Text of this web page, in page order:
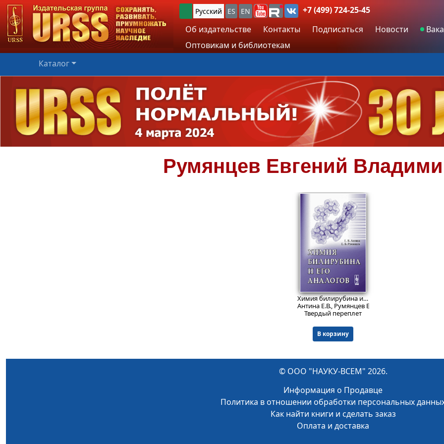
Русский ES EN
+7 (499) 724-25-45
Об издательстве
Контакты Подписаться Новости
Оптовикам и библиотекам
Каталог
Румянцев Евгений
1699
Химия билирубина и его аналогов
Антина Е.В., Румянцев Е.В.
Твердый переплет
В корзину
© ООО "НАУКУ-ВСЕМ" 2026.
Информация о Продавце
Политика в отношении обработки персональных
Как найти книги и сделать заказ
Оплата и доставка